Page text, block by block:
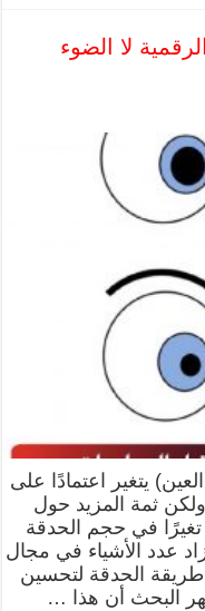
لا الضوء
يتغير اعتمادًا على
ثمة المزيد حول
تغيرًا في حجم الحدقة
زاد عدد الأشياء في مجال
طريقة الحدقة لتحسين
البحث أن هذا …